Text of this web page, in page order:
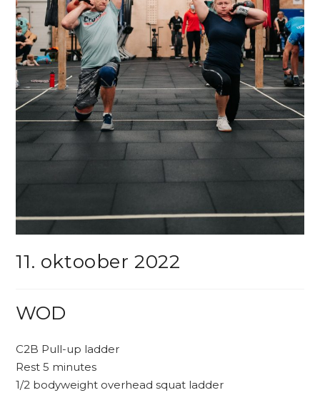
11. oktoober 2022
WOD
C2B Pull-up ladder
Rest 5 minutes
1/2 bodyweight overhead squat ladder